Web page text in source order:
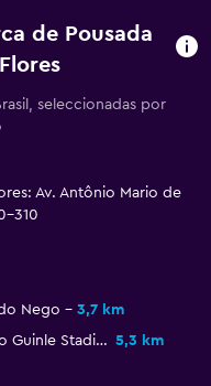
de Pousada
seleccionadas por
Av. Antônio Mario de
310
Nego
3,7 km
Eduardo Guinle Stadium 5,3 km